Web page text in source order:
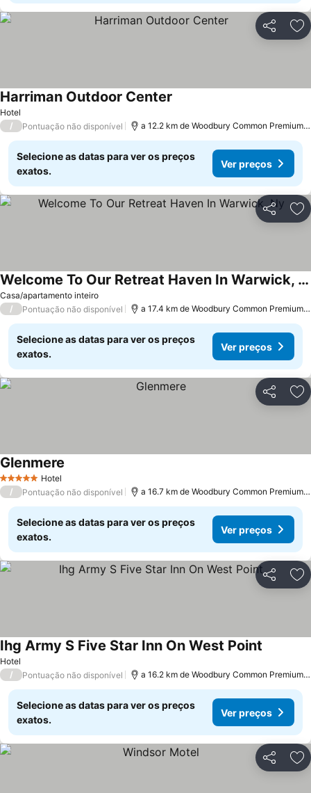
Partilhar
Hotel
Harriman Outdoor Center
/ Pontuação não disponível a 12.2 km de Woodbury Common Premium Outlets
Selecione as datas para ver os preços
exatos.
Ver preços
Partilhar
Casa/apartamento inteiro
Welcome To Our Retreat Haven In Warwick, Ny
/ Pontuação não disponível a 17.4 km de Woodbury Common Premium Outlets
Selecione as datas para ver os preços
exatos.
Ver preços
Partilhar
5 Estrelas Hotel
Glenmere
/ Pontuação não disponível a 16.7 km de Woodbury Common Premium Outlets
Selecione as datas para ver os preços
exatos.
Ver preços
Partilhar
Hotel
Ihg Army S Five Star Inn On West Point
/ Pontuação não disponível a 16.2 km de Woodbury Common Premium Outlets
Selecione as datas para ver os preços
exatos.
Ver preços
Partilhar